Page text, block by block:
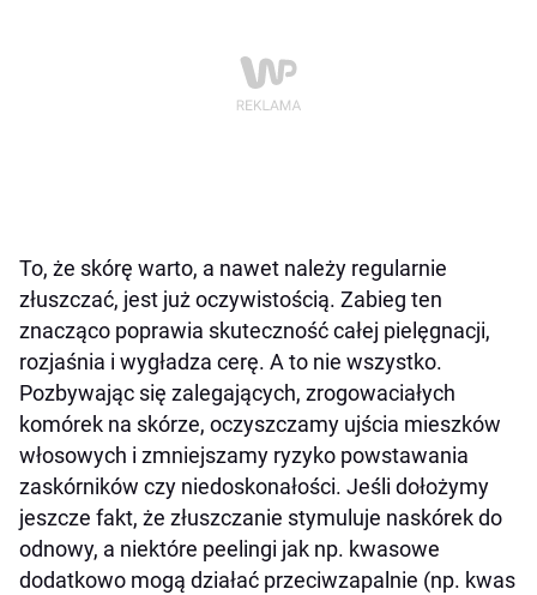
To, że skórę warto, a nawet należy regularnie
złuszczać, jest już oczywistością. Zabieg ten
znacząco poprawia skuteczność całej pielęgnacji,
rozjaśnia i wygładza cerę. A to nie wszystko.
Pozbywając się zalegających, zrogowaciałych
komórek na skórze, oczyszczamy ujścia mieszków
włosowych i zmniejszamy ryzyko powstawania
zaskórników czy niedoskonałości. Jeśli dołożymy
jeszcze fakt, że złuszczanie stymuluje naskórek do
odnowy, a niektóre peelingi jak np. kwasowe
dodatkowo mogą działać przeciwzapalnie (np. kwas